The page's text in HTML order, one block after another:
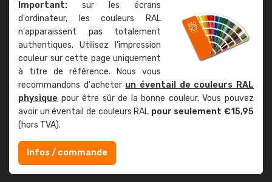
Important: sur les écrans
d'ordinateur, les couleurs RAL
n'apparaissent pas totalement
authentiques. Utilisez l'impression
couleur sur cette page uniquement
à titre de référence. Nous vous
recommandons d'acheter un éventail de couleurs RAL
physique pour être sûr de la bonne couleur. Vous pouvez
avoir un éventail de couleurs RAL pour seulement €15,95
(hors TVA).
Infos / commande